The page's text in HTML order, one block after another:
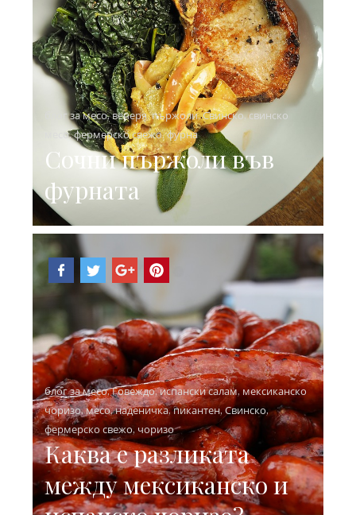
блог за месо,вечеря,пържоли,Свинско,свинско
месо,фермерско свежо,фурна
Сочни пържоли във
фурната
блог за месо,Говеждо,испански салам,мексиканско
чоризо,месо,наденичка,пикантен,Свинско,
фермерско свежо, чоризо
Каква е разликата
между мексиканско и